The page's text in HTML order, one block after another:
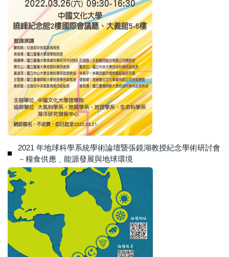
2021 年地球科學系統學術論壇暨張鏡湖教授紀念學術研討會
－糧食供應﹑能源發展與地球環境